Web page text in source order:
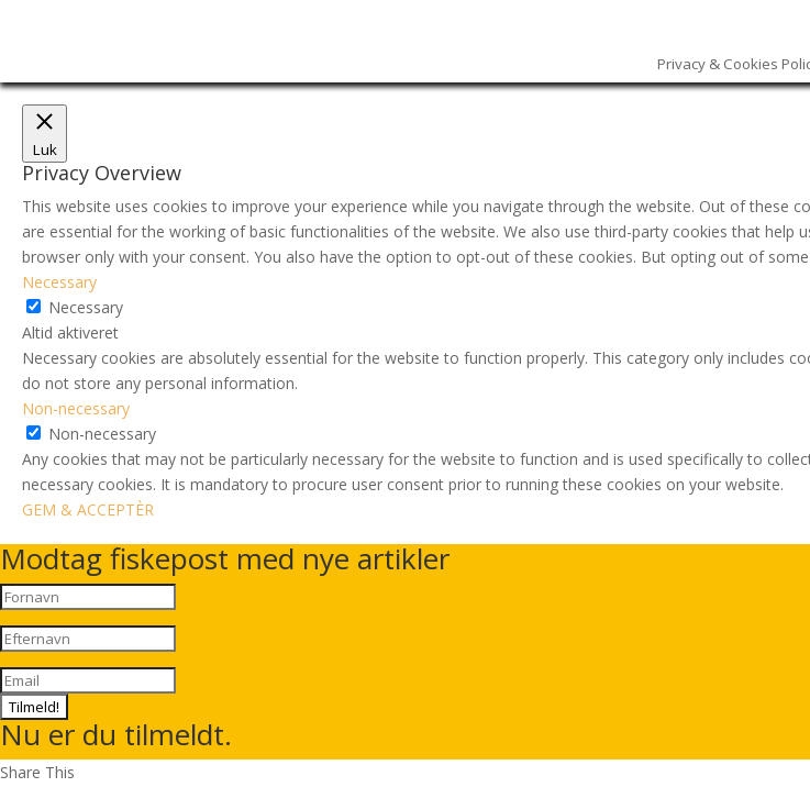
Privacy & Cookies
Luk
Privacy Overview
This website uses cookies to improve your experience while you navigate through the website. Out of these
are essential for the working of basic functionalities of the website. We also use third-party cookies that help
browser only with your consent. You also have the option to opt-out of these cookies. But opting out of
Necessary
Necessary
Altid aktiveret
Necessary cookies are absolutely essential for the website to function properly. This category only includes
do not store any personal information.
Non-necessary
Non-necessary
Any cookies that may not be particularly necessary for the website to function and is used specifically to
necessary cookies. It is mandatory to procure user consent prior to running these cookies on your website.
GEM & ACCEPTÈR
Modtag fiskepost med nye artikler
Tilmeld!
Nu er du tilmeldt.
Share This